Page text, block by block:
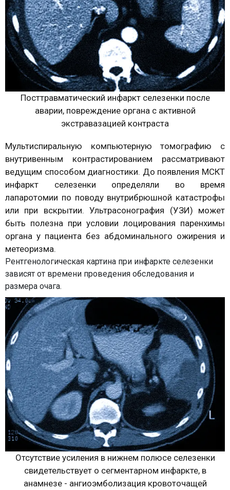
Посттравматический инфаркт селезенки после
аварии, повреждение органа с активной
экстравазацией контраста
Мультиспиральную компьютерную томографию с
внутривенным контрастированием рассматривают
ведущим способом диагностики. До появления МСКТ
инфаркт селезенки определяли во время
лапаротомии по поводу внутрибрюшной катастрофы
или при вскрытии. Ультрасонография (УЗИ) может
быть полезна при условии лоцирования паренхимы
органа у пациента без абдоминального ожирения и
метеоризма.
Рентгенологическая картина при инфаркте селезенки
зависят от времени проведения обследования и
размера очага.
Отсутствие усиления в нижнем полюсе селезенки
свидетельствует о сегментарном инфаркте, в
анамнезе - ангиоэмболизация кровоточащей